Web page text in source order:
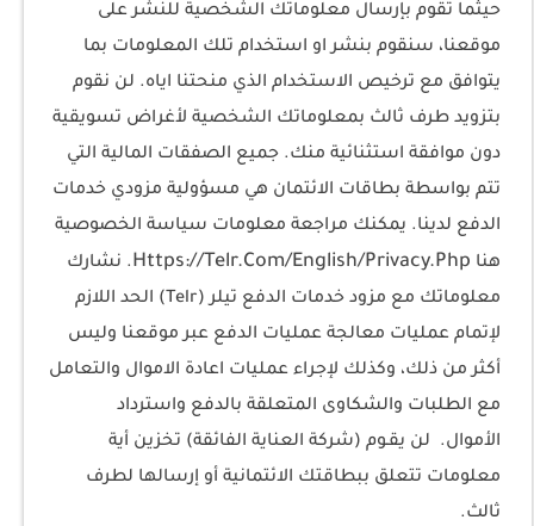
حيثما تقوم بإرسال معلوماتك الشخصية للنشر على
موقعنا، سنقوم بنشر او استخدام تلك المعلومات بما
يتوافق مع ترخيص الاستخدام الذي منحتنا اياه. لن نقوم
بتزويد طرف ثالث بمعلوماتك الشخصية لأغراض تسويقية
دون موافقة استثنائية منك. جميع الصفقات المالية التي
تتم بواسطة بطاقات الائتمان هي مسؤولية مزودي خدمات
الدفع لدينا. يمكنك مراجعة معلومات سياسة الخصوصية
هنا Https://Telr.Com/English/Privacy.Php. نشارك
معلوماتك مع مزود خدمات الدفع تيلر (Telr) الحد اللازم
لإتمام عمليات معالجة عمليات الدفع عبر موقعنا وليس
أكثر من ذلك، وكذلك لإجراء عمليات اعادة الاموال والتعامل
مع الطلبات والشكاوى المتعلقة بالدفع واسترداد
الأموال. لن يقـوم (شركة العناية الفائقة) تخزين أية
معلومات تتعلق ببطاقتك الائتمانية أو إرسالها لطرف
ثالث.